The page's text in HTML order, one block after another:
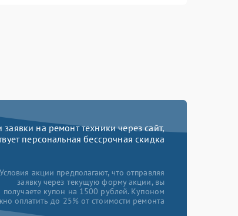
на ремонт техники через сайт,
персональная бессрочная скидка
акции предполагают, что отправляя
заявку через текущую форму акции, вы
получаете купон на 1500 рублей. Купоном
оплатить до 25% от стоимости ремонта